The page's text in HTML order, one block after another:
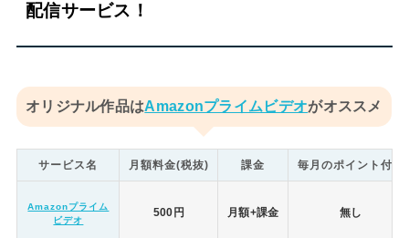
配信サービス！
オリジナル作品は
サービス名 月額料金(税抜) 課金 毎月のポイント付与
Amazonプライム
ビデオ
500円 月額+課金 無し